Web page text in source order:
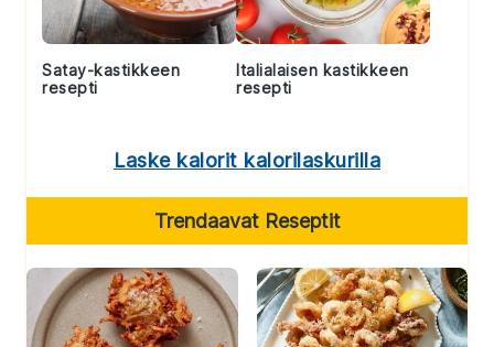
Satay-kastikkeen
resepti
Italialaisen kastikkeen
resepti
Laske kalorit kalorilaskurilla
Trendaavat Reseptit